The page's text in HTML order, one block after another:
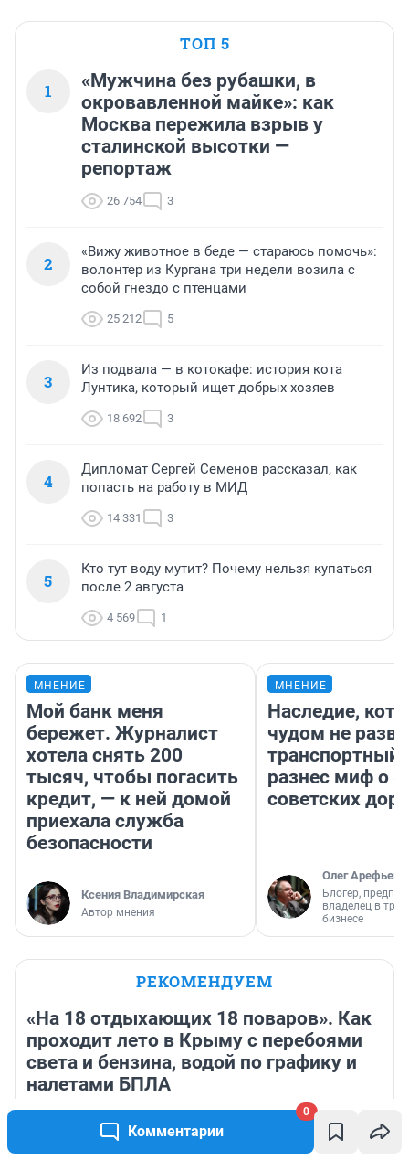
Комментарии
0
ТОП 5
1
«Мужчина без рубашки, в
окровавленной майке»: как
Москва пережила взрыв у
сталинской высотки —
репортаж
26 754 3
2
«Вижу животное в беде — стараюсь помочь»:
волонтер из Кургана три недели возила с
собой гнездо с птенцами
25 212 5
3
Из подвала — в котокафе: история кота
Лунтика, который ищет добрых хозяев
18 692 3
4
Дипломат Сергей Семенов рассказал, как
попасть на работу в МИД
14 331 3
5
Кто тут воду мутит? Почему нельзя купаться
после 2 августа
4 569 1
МНЕНИЕ
Мой банк меня
бережет. Журналист
хотела снять 200
тысяч, чтобы погасить
кредит, — к ней домой
приехала служба
безопасности
Ксения Владимирская
Автор мнения
МНЕНИЕ
Наследие,
чудом не
транспортный
разнес миф о
советских
Олег Арефьев
Блогер,
владелец в
бизнесе
РЕКОМЕНДУЕМ
«На 18 отдыхающих 18 поваров». Как
проходит лето в Крыму с перебоями
света и бензина, водой по графику и
налетами БПЛА
Август перевернет жизнь Козерогов. К чему готовит
ретроградный Сатурн — прогноз